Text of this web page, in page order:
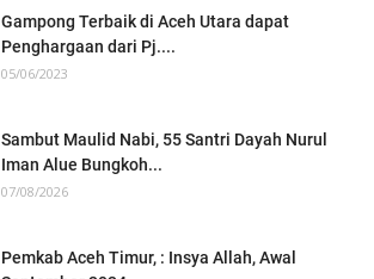
Gampong Terbaik di Aceh Utara dapat
Penghargaan dari Pj....
05/06/2023
Sambut Maulid Nabi, 55 Santri Dayah Nurul
Iman Alue Bungkoh...
07/08/2026
Pemkab Aceh Timur, : Insya Allah, Awal